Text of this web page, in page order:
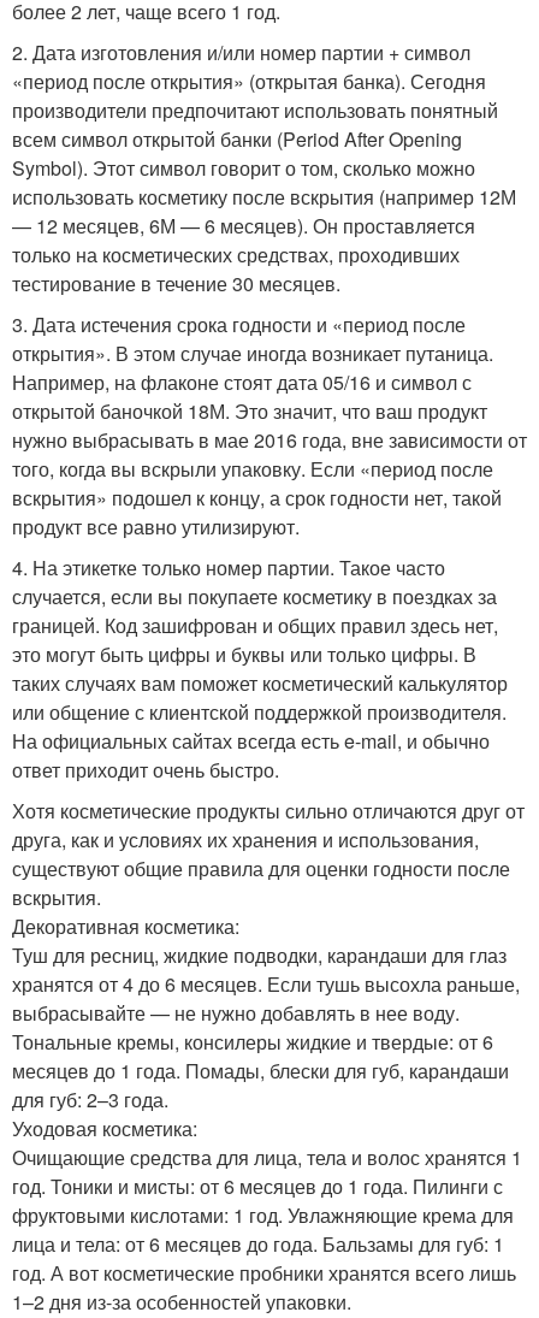
более 2 лет, чаще всего 1 год.
2. Дата изготовления и/или номер партии + символ
«период после открытия» (открытая банка). Сегодня
производители предпочитают использовать понятный
всем символ открытой банки (Period After Opening
Symbol). Этот символ говорит о том, сколько можно
использовать косметику после вскрытия (например 12М
— 12 месяцев, 6М — 6 месяцев). Он проставляется
только на косметических средствах, проходивших
тестирование в течение 30 месяцев.
3. Дата истечения срока годности и «период после
открытия». В этом случае иногда возникает путаница.
Например, на флаконе стоят дата 05/16 и символ с
открытой баночкой 18М. Это значит, что ваш продукт
нужно выбрасывать в мае 2016 года, вне зависимости от
того, когда вы вскрыли упаковку. Если «период после
вскрытия» подошел к концу, а срок годности нет, такой
продукт все равно утилизируют.
4. На этикетке только номер партии. Такое часто
случается, если вы покупаете косметику в поездках за
границей. Код зашифрован и общих правил здесь нет,
это могут быть цифры и буквы или только цифры. В
таких случаях вам поможет косметический калькулятор
или общение с клиентской поддержкой производителя.
На официальных сайтах всегда есть e-mail, и обычно
ответ приходит очень быстро.
Хотя косметические продукты сильно отличаются друг от
друга, как и условиях их хранения и использования,
существуют общие правила для оценки годности после
вскрытия.
Декоративная косметика:
Туш для ресниц, жидкие подводки, карандаши для глаз
хранятся от 4 до 6 месяцев. Если тушь высохла раньше,
выбрасывайте — не нужно добавлять в нее воду.
Тональные кремы, консилеры жидкие и твердые: от 6
месяцев до 1 года. Помады, блески для губ, карандаши
для губ: 2–3 года.
Уходовая косметика:
Очищающие средства для лица, тела и волос хранятся 1
год. Тоники и мисты: от 6 месяцев до 1 года. Пилинги с
фруктовыми кислотами: 1 год. Увлажняющие крема для
лица и тела: от 6 месяцев до года. Бальзамы для губ: 1
год. А вот косметические пробники хранятся всего лишь
1–2 дня из-за особенностей упаковки.